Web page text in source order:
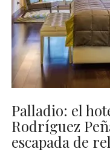
Palladio: el
Rodríguez
escapada de